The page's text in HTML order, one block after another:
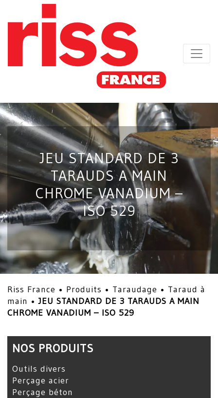
JEU STANDARD DE 3
TARAUDS A MAIN
CHROME VANADIUM –
ISO 529
Riss France • Produits • Taraudage • Taraud à
main •JEU STANDARD DE 3 TARAUDS A MAIN
CHROME VANADIUM – ISO 529
NOS PRODUITS
Outils divers
Perçage acier
Perçage béton